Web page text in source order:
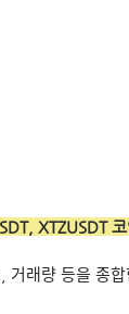
XTZUSDT
등을